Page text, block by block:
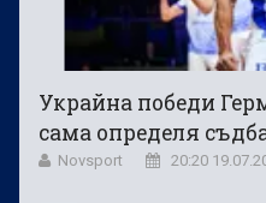
Украйна победи
сама определя
Novsport 20:20